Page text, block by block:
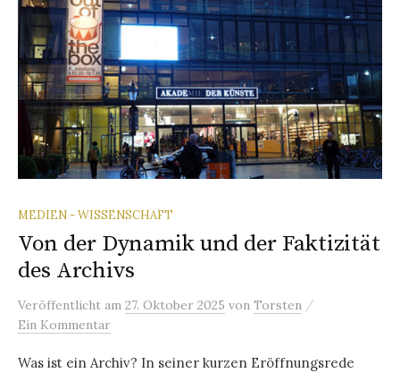
MEDIEN - WISSENSCHAFT
Von der Dynamik und der Faktizität
des Archivs
Veröffentlicht am 27. Oktober 2025 von Torsten /
Ein Kommentar
Was ist ein Archiv? In seiner kurzen Eröffnungsrede